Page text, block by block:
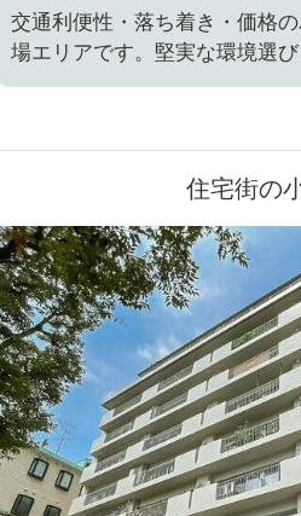
交通利便性・落ち着き・価格
場エリアです。堅実な環境選
住宅街の